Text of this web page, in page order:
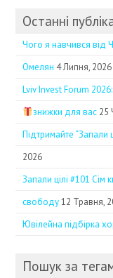
Останні
Чого я навчився від
Омелян 4 Липня, 2026
Lviv Invest Forum 2026:
знижки для вас 25
Підтримайте “Запали
2026
Запали цілі #101 Сім
свободу 12 Травня,
Ювілейна підбірка
Пошук за